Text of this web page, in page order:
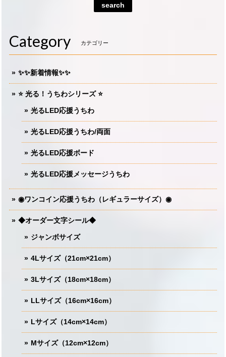
search
Category カテゴリー
✨✨新着情報✨✨
⭐️ 光る！うちわシリーズ ⭐️
光るLED応援うちわ
光るLED応援うちわ/両面
光るLED応援ボード
光るLED応援メッセージうちわ
◉ワンコイン応援うちわ（レギュラーサイズ）◉
◆オーダー文字シール◆
ジャンボサイズ
4Lサイズ（21cm×21cm）
3Lサイズ（18cm×18cm）
LLサイズ（16cm×16cm）
Lサイズ（14cm×14cm）
Mサイズ（12cm×12cm）